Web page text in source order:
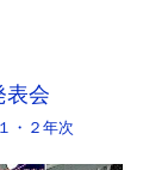
表会
１・２年次